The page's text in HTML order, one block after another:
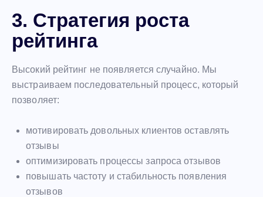
3. Стратегия роста
рейтинга
Высокий рейтинг не появляется случайно. Мы
выстраиваем последовательный процесс, который
позволяет:
мотивировать довольных клиентов оставлять
отзывы
оптимизировать процессы запроса отзывов
повышать частоту и стабильность появления
отзывов